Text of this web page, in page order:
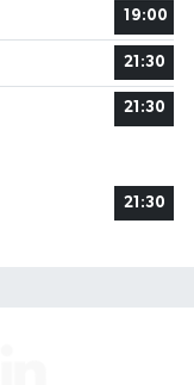
19:00
21:30
21:30
21:30